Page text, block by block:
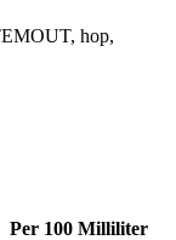
hop,
Per 100 Milliliter